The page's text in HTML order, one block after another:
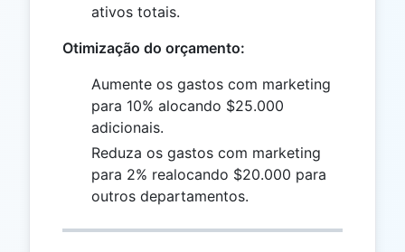
ativos totais.
Otimização do orçamento:
Aumente os gastos com marketing
para 10% alocando $25.000
adicionais.
Reduza os gastos com marketing
para 2% realocando $20.000 para
outros departamentos.